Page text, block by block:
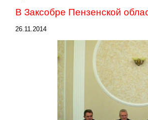
В Заксобре Пензенской
26.11.2014